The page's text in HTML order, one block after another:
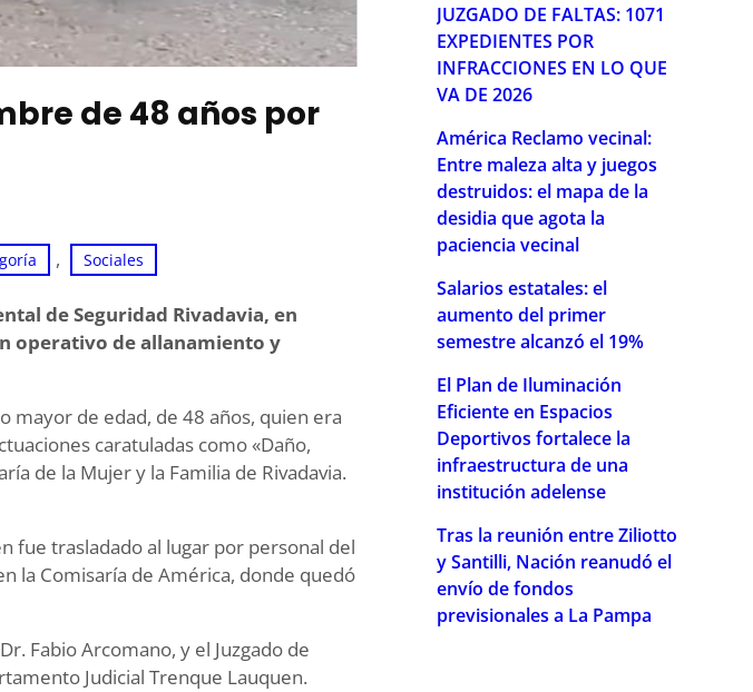
de 48 años por
, Sociales
de Seguridad Rivadavia, en
operativo de allanamiento y
mayor de edad, de 48 años, quien era
caratuladas como «Daño,
de la Mujer y la Familia de Rivadavia.
fue trasladado al lugar por personal del
la Comisaría de América, donde quedó
Fabio Arcomano, y el Juzgado de
Judicial Trenque Lauquen.
JUZGADO DE FALTAS: 1071
EXPEDIENTES POR
INFRACCIONES EN LO QUE
VA DE 2026
América Reclamo vecinal:
Entre maleza alta y juegos
destruidos: el mapa de la
desidia que agota la
paciencia vecinal
Salarios estatales: el
aumento del primer
semestre alcanzó el 19%
El Plan de Iluminación
Eficiente en Espacios
Deportivos fortalece la
infraestructura de una
institución adelense
Tras la reunión entre Ziliotto
y Santilli, Nación reanudó el
envío de fondos
previsionales a La Pampa